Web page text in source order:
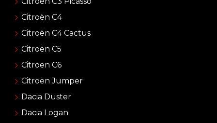
Citroën C4
Citroën C4 Cactus
Citroën C5
Citroën C6
Citroën Jumper
Dacia Duster
Dacia Logan